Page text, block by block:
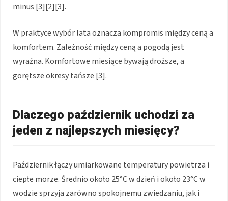
minus [3][2][3].
W praktyce wybór lata oznacza kompromis między ceną a
komfortem. Zależność między ceną a pogodą jest
wyraźna. Komfortowe miesiące bywają droższe, a
gorętsze okresy tańsze [3].
Dlaczego październik uchodzi za
jeden z najlepszych miesięcy?
Październik łączy umiarkowane temperatury powietrza i
ciepłe morze. Średnio około 25°C w dzień i około 23°C w
wodzie sprzyja zarówno spokojnemu zwiedzaniu, jak i